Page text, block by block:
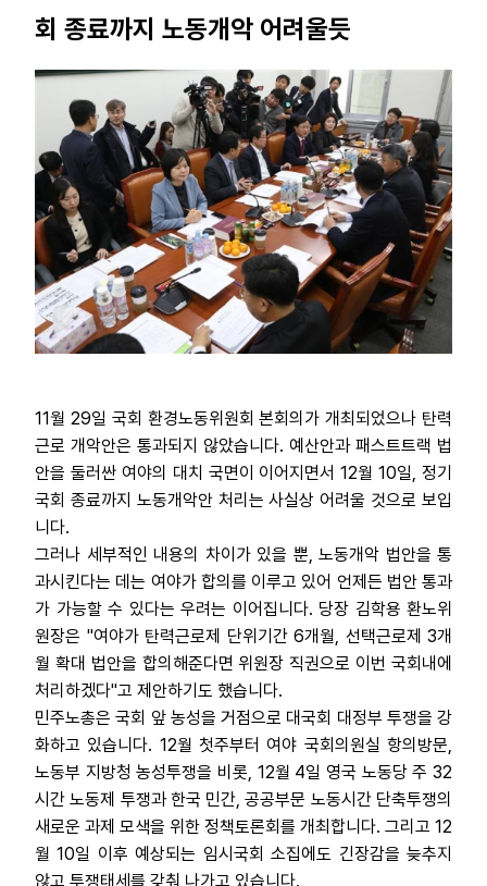
회 종료까지 노동개악 어려울듯
11월 29일 국회 환경노동위원회 본회의가 개최되었으나 탄력
근로 개악안은 통과되지 않았습니다. 예산안과 패스트트랙 법
안을 둘러싼 여야의 대치 국면이 이어지면서 12월 10일, 정기
국회 종료까지 노동개악안 처리는 사실상 어려울 것으로 보입
니다.
그러나 세부적인 내용의 차이가 있을 뿐, 노동개악 법안을 통
과시킨다는 데는 여야가 합의를 이루고 있어 언제든 법안 통과
가 가능할 수 있다는 우려는 이어집니다. 당장 김학용 환노위
원장은 "여야가 탄력근로제 단위기간 6개월, 선택근로제 3개
월 확대 법안을 합의해준다면 위원장 직권으로 이번 국회내에
처리하겠다"고 제안하기도 했습니다.
민주노총은 국회 앞 농성을 거점으로 대국회 대정부 투쟁을 강
화하고 있습니다. 12월 첫주부터 여야 국회의원실 항의방문,
노동부 지방청 농성투쟁을 비롯, 12월 4일 영국 노동당 주 32
시간 노동제 투쟁과 한국 민간, 공공부문 노동시간 단축투쟁의
새로운 과제 모색을 위한 정책토론회를 개최합니다. 그리고 12
월 10일 이후 예상되는 임시국회 소집에도 긴장감을 늦추지
않고 투쟁태세를 갖춰 나가고 있습니다.